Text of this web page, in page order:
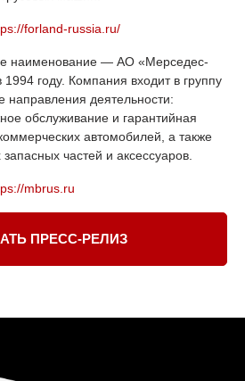
forland-russia.ru/
наименование — AO «Мерседес-
году. Компания входит в группу
деятельности:
обслуживание и гарантийная
автомобилей, а также
частей и аксессуаров.
mbrus.ru
ПРЕСС-РЕЛИЗ